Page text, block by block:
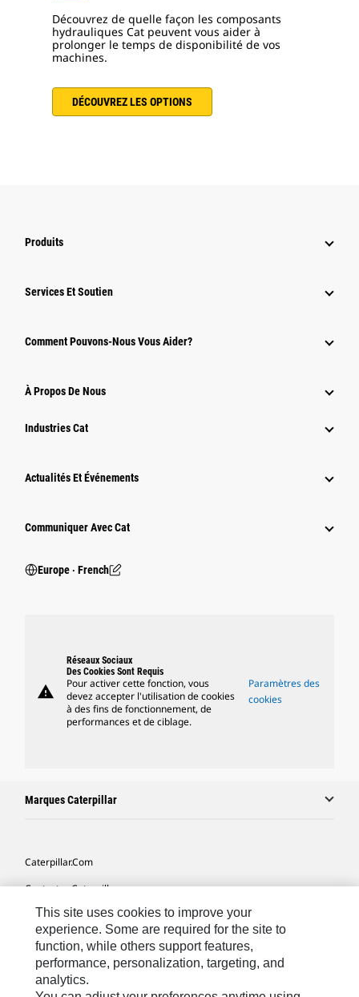
Découvrez de quelle façon les composants
hydrauliques Cat peuvent vous aider à
prolonger le temps de disponibilité de vos
machines.
DÉCOUVREZ LES OPTIONS
Produits
Services Et Soutien
Comment Pouvons-Nous Vous Aider?
À Propos De Nous
Industries Cat
Actualités Et Événements
Communiquer Avec Cat
Europe ‧ French
warning
Réseaux Sociaux
Des Cookies Sont Requis
Pour activer cette fonction, vous
devez accepter l'utilisation de cookies
à des fins de fonctionnement, de
performances et de ciblage.
Paramètres des
cookies
Marques Caterpillar
Caterpillar.com
Contacter Caterpillar
Mes Préférences Marketing
Plan Du Site
Cookie Settings
Légales
This site uses cookies to improve your
experience. Some are required for the site to
function, while others support features,
performance, personalization, targeting, and
analytics.